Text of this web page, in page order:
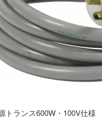
トランス600W・100V仕様